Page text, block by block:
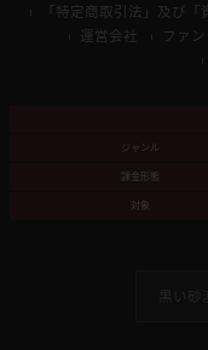
「特定商取引法」及び
運営会社
ファ
ジャンル
課金形態
対象
黒い砂